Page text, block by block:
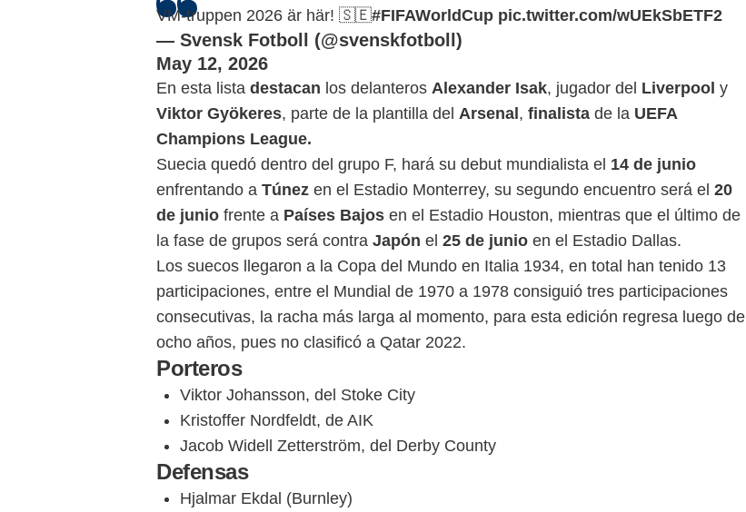
VM-truppen 2026 är här! 🇸🇪#FIFAWorldCup pic.twitter.com/wUEkSbETF2
— Svensk Fotboll (@svenskfotboll)
May 12, 2026
En esta lista destacan los delanteros Alexander Isak, jugador del Liverpool y
Viktor Gyökeres, parte de la plantilla del Arsenal, finalista de la UEFA
Champions League.
Suecia quedó dentro del grupo F, hará su debut mundialista el 14 de junio
enfrentando a Túnez en el Estadio Monterrey, su segundo encuentro será el 20
de junio frente a Países Bajos en el Estadio Houston, mientras que el último de
la fase de grupos será contra Japón el 25 de junio en el Estadio Dallas.
Los suecos llegaron a la Copa del Mundo en Italia 1934, en total han tenido 13
participaciones, entre el Mundial de 1970 a 1978 consiguió tres participaciones
consecutivas, la racha más larga al momento, para esta edición regresa luego de
ocho años, pues no clasificó a Qatar 2022.
Porteros
Viktor Johansson, del Stoke City
Kristoffer Nordfeldt, de AIK
Jacob Widell Zetterström, del Derby County
Defensas
Hjalmar Ekdal (Burnley)